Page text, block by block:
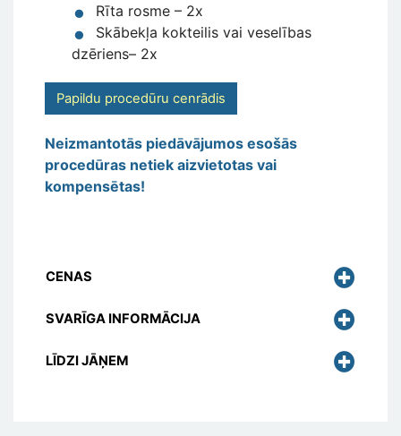
Rīta rosme – 2x
Skābekļa kokteilis vai veselības
dzēriens– 2x
Papildu procedūru cenrādis
Neizmantotās piedāvājumos esošās
procedūras netiek aizvietotas vai
kompensētas!
CENAS
SVARĪGA INFORMĀCIJA
LĪDZI JĀŅEM